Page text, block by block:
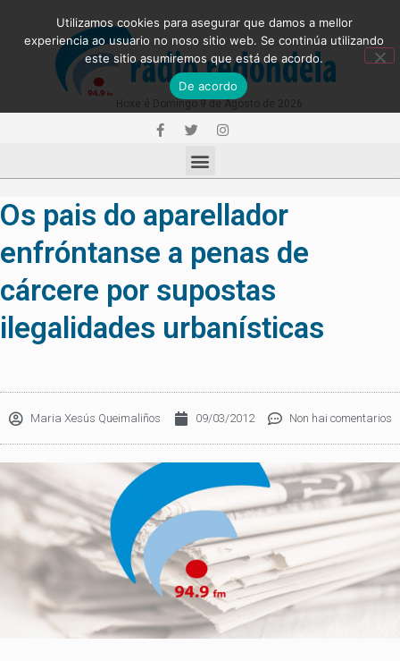
Os pais do aparellador
enfróntanse a penas de
cárcere por supostas
ilegalidades urbanísticas
Maria Xesús Queimaliños 09/03/2012 Non hai comentarios
Utilizamos cookies para asegurar que damos a mellor
experiencia ao usuario no noso sitio web. Se continúa utilizando
este sitio asumiremos que está de acordo.
De acordo